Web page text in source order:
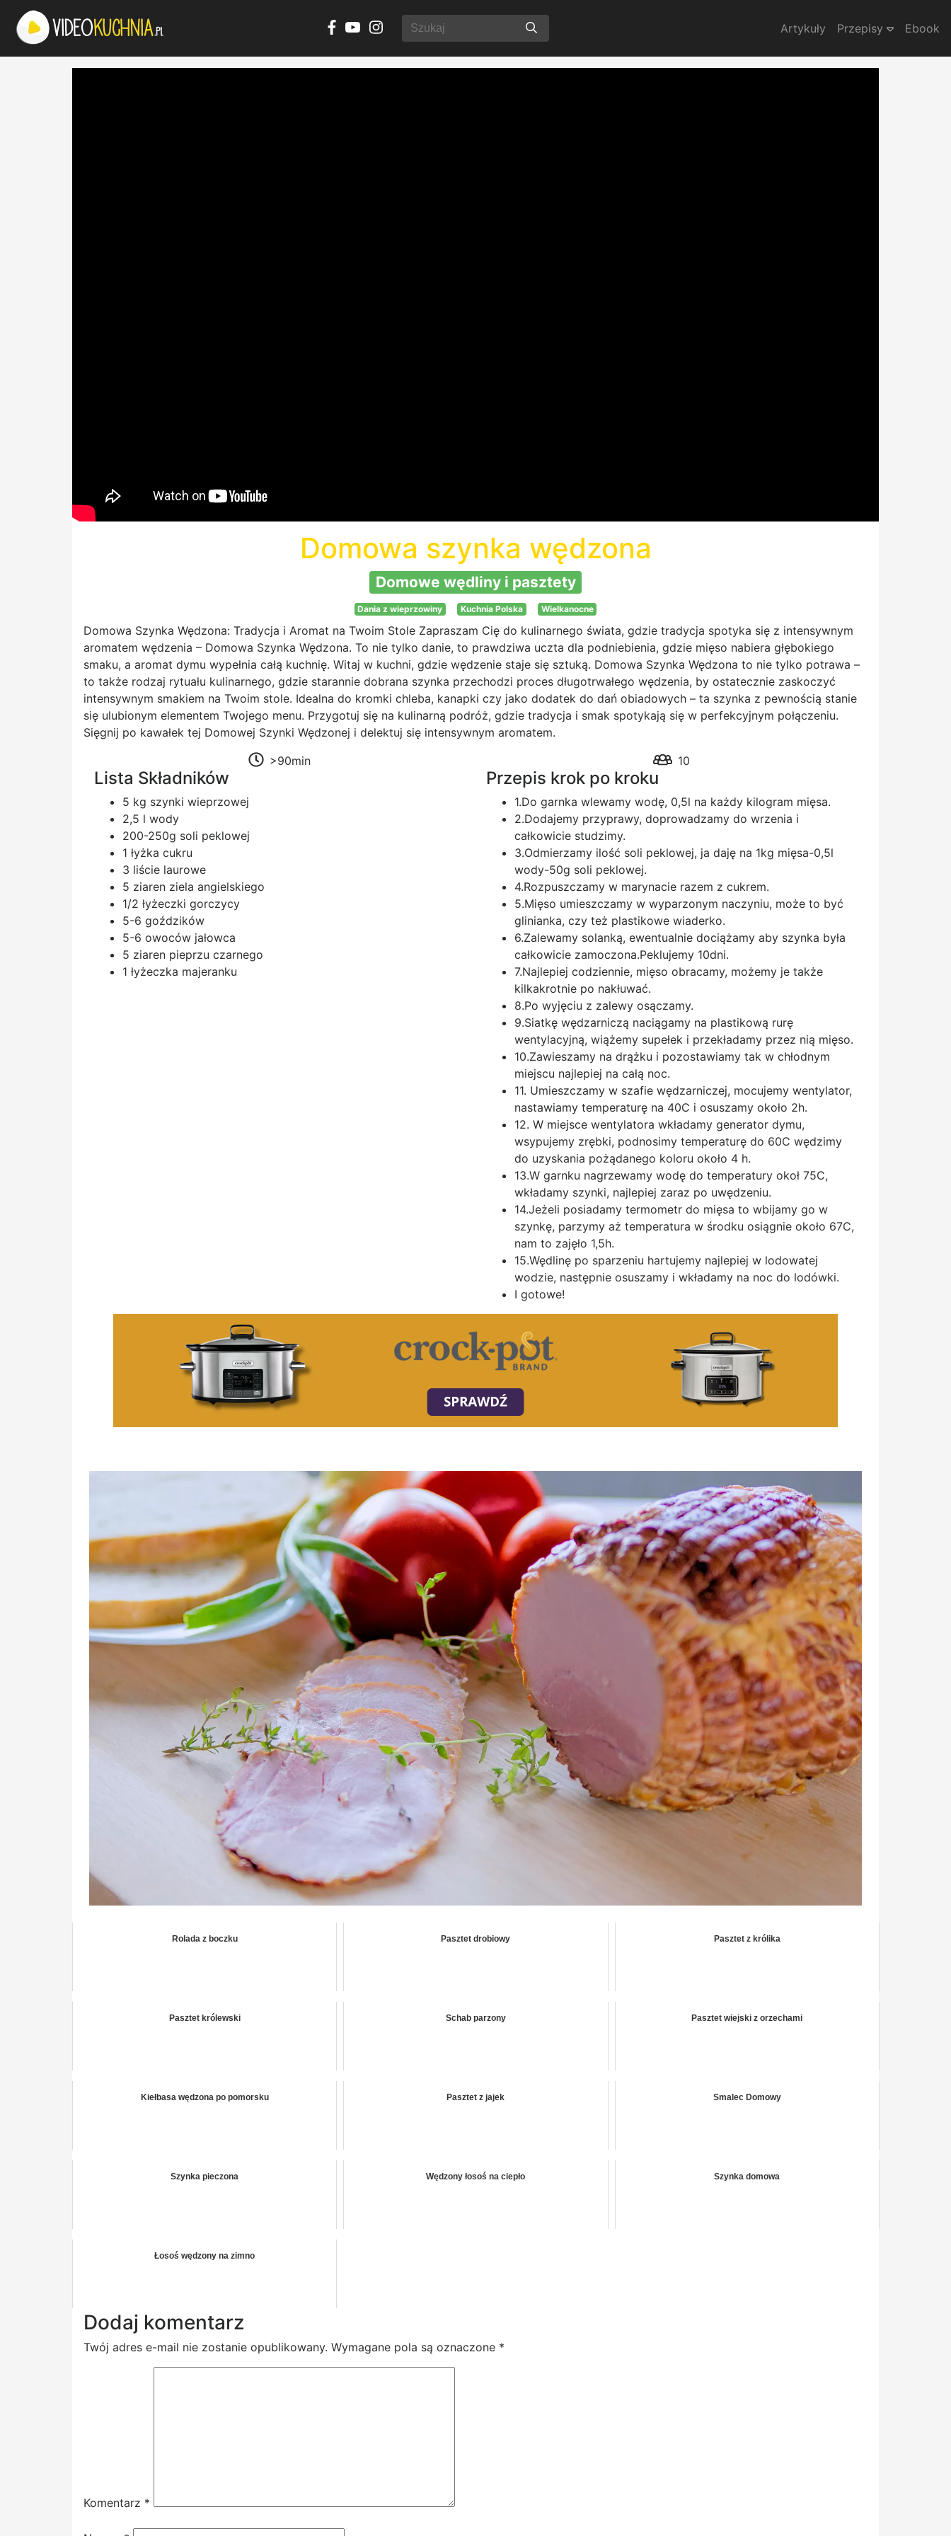
Artykuły Przepisy Ebook
Domowa szynka wędzona
Domowe wędliny i pasztety
Dania z wieprzowiny Kuchnia Polska Wielkanocne
Domowa Szynka Wędzona: Tradycja i Aromat na Twoim Stole Zapraszam Cię do kulinarnego świata, gdzie tradycja spotyka się z intensywnym
aromatem wędzenia – Domowa Szynka Wędzona. To nie tylko danie, to prawdziwa uczta dla podniebienia, gdzie mięso nabiera głębokiego
smaku, a aromat dymu wypełnia całą kuchnię. Witaj w kuchni, gdzie wędzenie staje się sztuką. Domowa Szynka Wędzona to nie tylko potrawa –
to także rodzaj rytuału kulinarnego, gdzie starannie dobrana szynka przechodzi proces długotrwałego wędzenia, by ostatecznie zaskoczyć
intensywnym smakiem na Twoim stole. Idealna do kromki chleba, kanapki czy jako dodatek do dań obiadowych – ta szynka z pewnością stanie
się ulubionym elementem Twojego menu. Przygotuj się na kulinarną podróż, gdzie tradycja i smak spotykają się w perfekcyjnym połączeniu.
Sięgnij po kawałek tej Domowej Szynki Wędzonej i delektuj się intensywnym aromatem.
>90min
10
Lista Składników
5 kg szynki wieprzowej
2,5 l wody
200-250g soli peklowej
1 łyżka cukru
3 liście laurowe
5 ziaren ziela angielskiego
1/2 łyżeczki gorczycy
5-6 goździków
5-6 owoców jałowca
5 ziaren pieprzu czarnego
1 łyżeczka majeranku
Przepis krok po kroku
1.Do garnka wlewamy wodę, 0,5l na każdy kilogram mięsa.
2.Dodajemy przyprawy, doprowadzamy do wrzenia i
całkowicie studzimy.
3.Odmierzamy ilość soli peklowej, ja daję na 1kg mięsa-0,5l
wody-50g soli peklowej.
4.Rozpuszczamy w marynacie razem z cukrem.
5.Mięso umieszczamy w wyparzonym naczyniu, może to być
glinianka, czy też plastikowe wiaderko.
6.Zalewamy solanką, ewentualnie dociążamy aby szynka była
całkowicie zamoczona.Peklujemy 10dni.
7.Najlepiej codziennie, mięso obracamy, możemy je także
kilkakrotnie po nakłuwać.
8.Po wyjęciu z zalewy osączamy.
9.Siatkę wędzarniczą naciągamy na plastikową rurę
wentylacyjną, wiążemy supełek i przekładamy przez nią mięso.
10.Zawieszamy na drążku i pozostawiamy tak w chłodnym
miejscu najlepiej na całą noc.
11. Umieszczamy w szafie wędzarniczej, mocujemy wentylator,
nastawiamy temperaturę na 40C i osuszamy około 2h.
12. W miejsce wentylatora wkładamy generator dymu,
wsypujemy zrębki, podnosimy temperaturę do 60C wędzimy
do uzyskania pożądanego koloru około 4 h.
13.W garnku nagrzewamy wodę do temperatury okoł 75C,
wkładamy szynki, najlepiej zaraz po uwędzeniu.
14.Jeżeli posiadamy termometr do mięsa to wbijamy go w
szynkę, parzymy aż temperatura w środku osiągnie około 67C,
nam to zajęło 1,5h.
15.Wędlinę po sparzeniu hartujemy najlepiej w lodowatej
wodzie, następnie osuszamy i wkładamy na noc do lodówki.
I gotowe!
Rolada z boczku Pasztet drobiowy Pasztet z królika
Pasztet królewski Schab parzony Pasztet wiejski z orzechami
Kiełbasa wędzona po pomorsku Pasztet z jajek Smalec Domowy
Szynka pieczona Wędzony łosoś na ciepło Szynka domowa
Łosoś wędzony na zimno
Dodaj komentarz
Twój adres e-mail nie zostanie opublikowany. Wymagane pola są oznaczone *
Komentarz *